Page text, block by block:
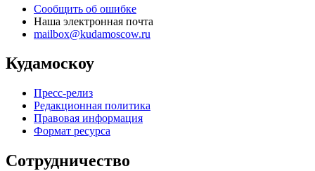
Сообщить об ошибке
Наша электронная почта
mailbox@kudamoscow.ru
Кудамоскоу
Пресс-релиз
Редакционная политика
Правовая информация
Формат ресурса
Сотрудничество